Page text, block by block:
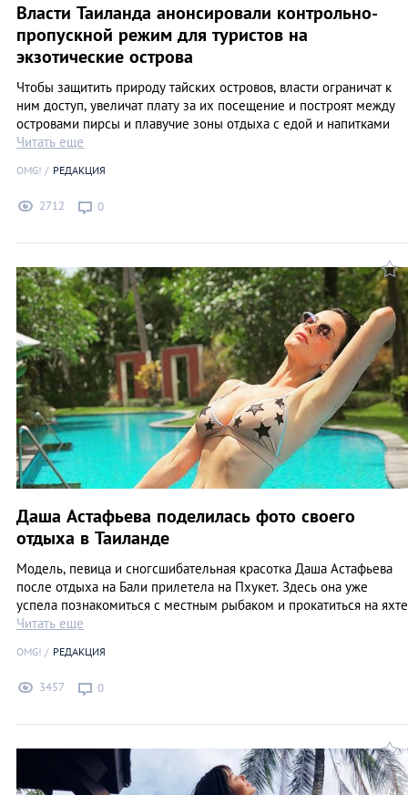
Власти Таиланда анонсировали контрольно-
пропускной режим для туристов на
экзотические острова
Чтобы защитить природу тайских островов, власти ограничат к
ним доступ, увеличат плату за их посещение и построят между
островами пирсы и плавучие зоны отдыха с едой и напитками
Читать еще
OMG! РЕДАКЦИЯ
2712 0
Даша Астафьева поделилась фото своего
отдыха в Таиланде
Модель, певица и сногсшибательная красотка Даша Астафьева
после отдыха на Бали прилетела на Пхукет. Здесь она уже
успела познакомиться с местным рыбаком и прокатиться на яхте
Читать еще
OMG! РЕДАКЦИЯ
3457 0